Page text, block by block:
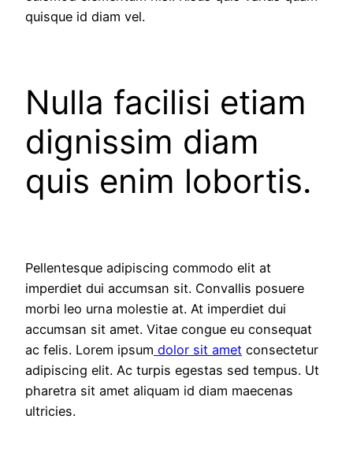
quisque id diam vel.
Nulla facilisi etiam
dignissim diam
quis enim lobortis.
Pellentesque adipiscing commodo elit at
imperdiet dui accumsan sit. Convallis posuere
morbi leo urna molestie at. At imperdiet dui
accumsan sit amet. Vitae congue eu consequat
ac felis. Lorem ipsum dolor sit amet consectetur
adipiscing elit. Ac turpis egestas sed tempus. Ut
pharetra sit amet aliquam id diam maecenas
ultricies.